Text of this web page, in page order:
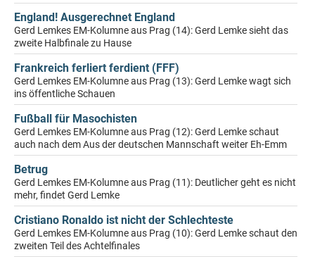
England! Ausgerechnet England
Gerd Lemkes EM-Kolumne aus Prag (14): Gerd Lemke sieht das
zweite Halbfinale zu Hause
Frankreich ferliert ferdient (FFF)
Gerd Lemkes EM-Kolumne aus Prag (13): Gerd Lemke wagt sich
ins öffentliche Schauen
Fußball für Masochisten
Gerd Lemkes EM-Kolumne aus Prag (12): Gerd Lemke schaut
auch nach dem Aus der deutschen Mannschaft weiter Eh-Emm
Betrug
Gerd Lemkes EM-Kolumne aus Prag (11): Deutlicher geht es nicht
mehr, findet Gerd Lemke
Cristiano Ronaldo ist nicht der Schlechteste
Gerd Lemkes EM-Kolumne aus Prag (10): Gerd Lemke schaut den
zweiten Teil des Achtelfinales